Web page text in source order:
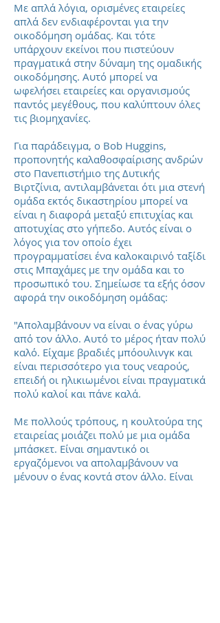
Με απλά λόγια, ορισμένες εταιρείες
απλά δεν ενδιαφέρονται για την
οικοδόμηση ομάδας. Και τότε
υπάρχουν εκείνοι που πιστεύουν
πραγματικά στην δύναμη της ομαδικής
οικοδόμησης. Αυτό μπορεί να
ωφελήσει εταιρείες και οργανισμούς
παντός μεγέθους, που καλύπτουν όλες
τις βιομηχανίες.
Για παράδειγμα, ο Bob Huggins,
προπονητής καλαθοσφαίρισης ανδρών
στο Πανεπιστήμιο της Δυτικής
Βιρτζίνια, αντιλαμβάνεται ότι μια στενή
ομάδα εκτός δικαστηρίου μπορεί να
είναι η διαφορά μεταξύ επιτυχίας και
αποτυχίας στο γήπεδο. Αυτός είναι ο
λόγος για τον οποίο έχει
προγραμματίσει ένα καλοκαιρινό ταξίδι
στις Μπαχάμες με την ομάδα και το
προσωπικό του. Σημείωσε τα εξής όσον
αφορά την οικοδόμηση ομάδας:
"Απολαμβάνουν να είναι ο ένας γύρω
από τον άλλο. Αυτό το μέρος ήταν πολύ
καλό. Είχαμε βραδιές μπόουλινγκ και
είναι περισσότερο για τους νεαρούς,
επειδή οι ηλικιωμένοι είναι πραγματικά
πολύ καλοί και πάνε καλά.
Με πολλούς τρόπους, η κουλτούρα της
εταιρείας μοιάζει πολύ με μια ομάδα
μπάσκετ. Είναι σημαντικό οι
εργαζόμενοι να απολαμβάνουν να
μένουν ο ένας κοντά στον άλλο. Είναι